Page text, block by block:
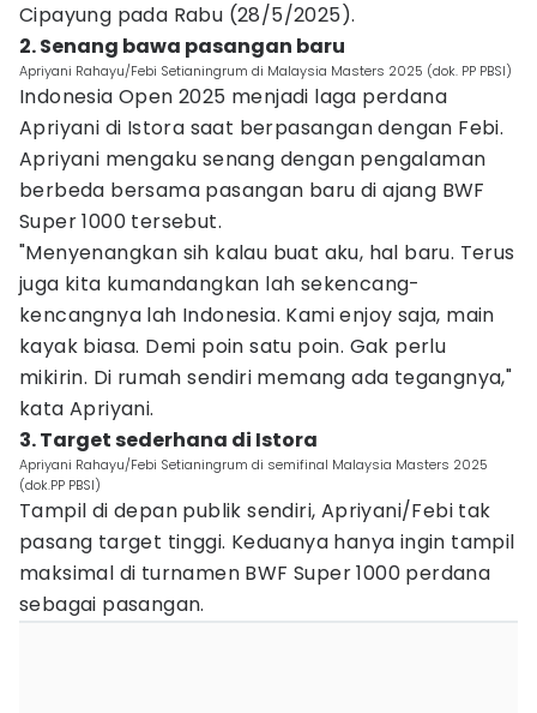
Cipayung pada Rabu (28/5/2025).
2. Senang bawa pasangan baru
Apriyani Rahayu/Febi Setianingrum di Malaysia Masters 2025 (dok. PP PBSI)
Indonesia Open 2025 menjadi laga perdana
Apriyani di Istora saat berpasangan dengan Febi.
Apriyani mengaku senang dengan pengalaman
berbeda bersama pasangan baru di ajang BWF
Super 1000 tersebut.
"Menyenangkan sih kalau buat aku, hal baru. Terus
juga kita kumandangkan lah sekencang-
kencangnya lah Indonesia. Kami enjoy saja, main
kayak biasa. Demi poin satu poin. Gak perlu
mikirin. Di rumah sendiri memang ada tegangnya,"
kata Apriyani.
3. Target sederhana di Istora
Apriyani Rahayu/Febi Setianingrum di semifinal Malaysia Masters 2025
(dok.PP PBSI)
Tampil di depan publik sendiri, Apriyani/Febi tak
pasang target tinggi. Keduanya hanya ingin tampil
maksimal di turnamen BWF Super 1000 perdana
sebagai pasangan.